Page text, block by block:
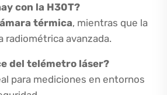
con la H30T?
térmica, mientras que la
radiométrica avanzada.
del telémetro láser?
para mediciones en entornos